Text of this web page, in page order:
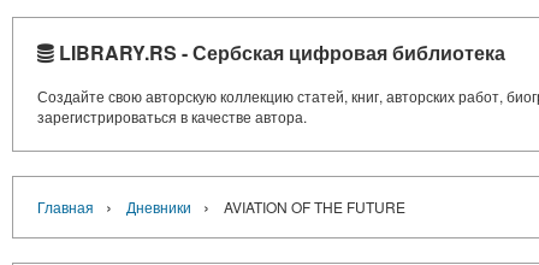
LIBRARY.RS - Сербская цифровая библиотека
Создайте свою авторскую коллекцию статей, книг, авторских работ,
зарегистрироваться в качестве автора.
Главная › Дневники › AVIATION OF THE FUTURE